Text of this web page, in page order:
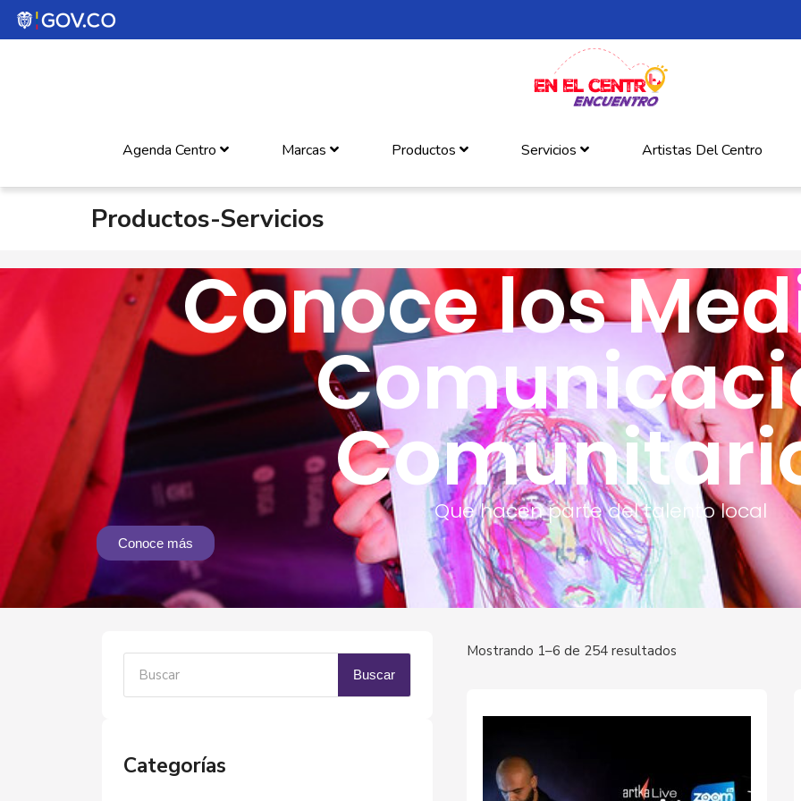
Agenda Centro Marcas Productos Servicios Artistas Del Centro
Productos-Servicios
Conoce los
Que hacen parte del talento local
Conoce más
Buscar
Categorías
Mostrando 1–6 de 254 resultados